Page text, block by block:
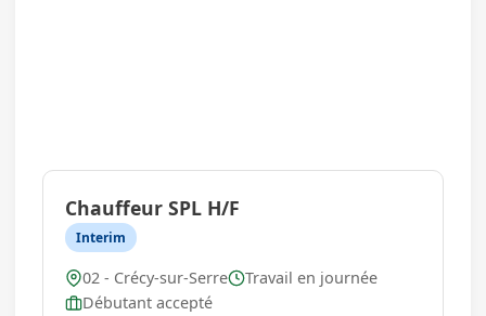
Chauffeur SPL H/F
Interim
02 - Crécy-sur-Serre
Travail en journée
Débutant accepté